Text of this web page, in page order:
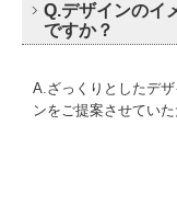
Q.デザインのイ
ですか？
A.ざっくりとしたデ
ンをご提案させていた